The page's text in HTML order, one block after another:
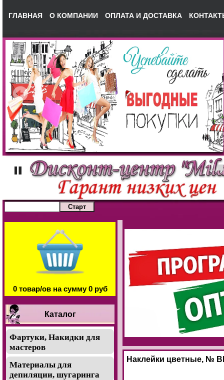
ГЛАВНАЯ О КОМПАНИИ ОПЛАТА И ДОСТАВКА
0 товар/ов на сумму 0 руб
Каталог
Фартуки, Накидки для
мастеров
Материалы для
депиляции, шугаринга
Наклейки цветные, №